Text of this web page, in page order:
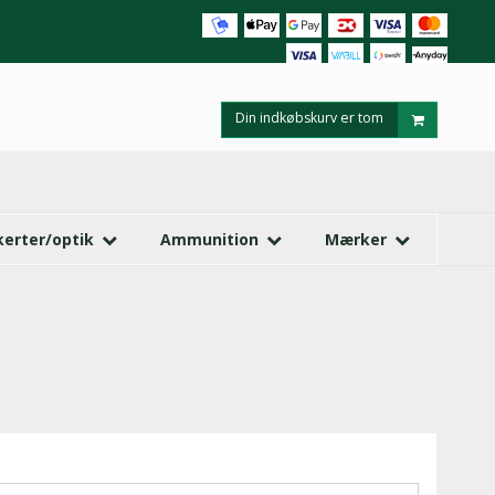
Din indkøbskurv er tom
optik Ammunition Mærker